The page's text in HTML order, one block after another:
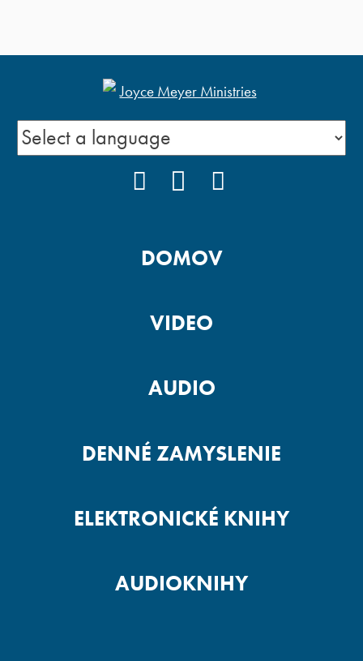
FACEBOOK
YOUTUBE
DOMOV
VIDEO
AUDIO
DENNÉ ZAMYSLENIE
ELEKTRONICKÉ KNIHY
AUDIOKNIHY